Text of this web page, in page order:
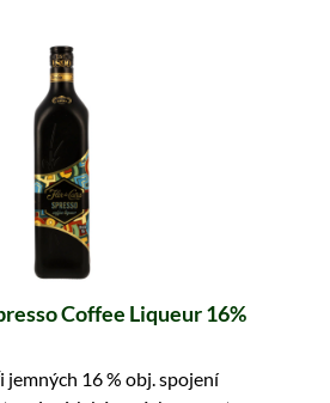
Coffee Liqueur 16%
16 % obj. spojení